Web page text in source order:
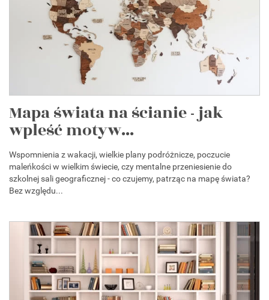
Mapa świata na ścianie - jak
wpleść motyw...
Wspomnienia z wakacji, wielkie plany podróżnicze, poczucie
maleńkości w wielkim świecie, czy mentalne przeniesienie do
szkolnej sali geograficznej - co czujemy, patrząc na mapę świata?
Bez względu...